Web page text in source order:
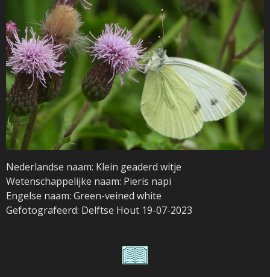
Nederlandse naam: Klein geaderd witje
Wetenschappelijke naam: Pieris napi
Engelse naam: Green-veined white
Gefotografeerd: Delftse Hout 19-07-2023